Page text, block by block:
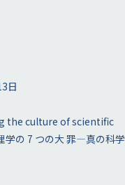
日
the culture of scientific
学の 7 つの大 罪―真の科学